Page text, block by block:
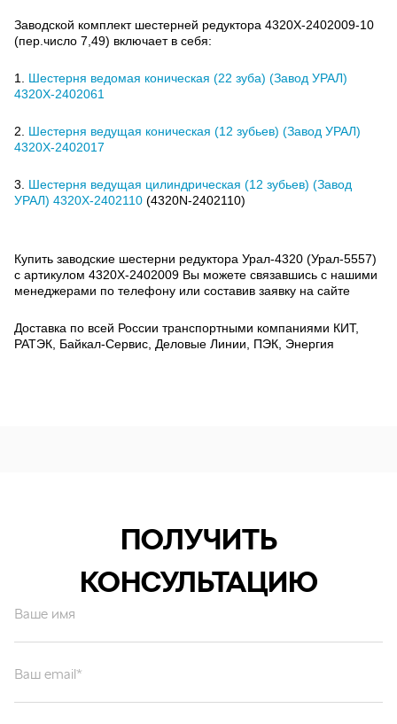
Заводской комплект шестерней редуктора 4320Х-2402009-10
(пер.число 7,49) включает в себя:
1. Шестерня ведомая коническая (22 зуба) (Завод УРАЛ)
4320Х-2402061
2. Шестерня ведущая коническая (12 зубьев) (Завод УРАЛ)
4320Х-2402017
3. Шестерня ведущая цилиндрическая (12 зубьев) (Завод
УРАЛ) 4320Х-2402110 (4320N-2402110)
Купить заводские шестерни редуктора Урал-4320 (Урал-5557)
с артикулом 4320Х-2402009 Вы можете связавшись с нашими
менеджерами по телефону или составив заявку на сайте
Доставка по всей России транспортными компаниями КИТ,
РАТЭК, Байкал-Сервис, Деловые Линии, ПЭК, Энергия
ПОЛУЧИТЬ
КОНСУЛЬТАЦИЮ
Ваше имя